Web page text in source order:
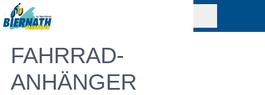
FAHRRAD-
ANHÄNGER